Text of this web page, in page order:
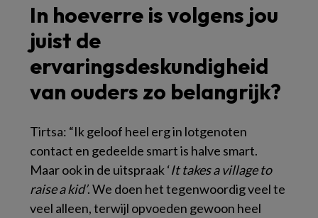
In hoeverre is volgens jou
juist de
ervaringsdeskundigheid
van ouders zo belangrijk?
Tirtsa: “Ik geloof heel erg in lotgenoten
contact en gedeelde smart is halve smart.
Maar ook in de uitspraak ‘It takes a village to
raise a kid’. We doen het tegenwoordig veel te
veel alleen, terwijl opvoeden gewoon heel